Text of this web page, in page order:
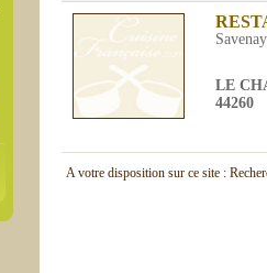
Savenay
LE
44260
A votre disposition sur ce site :